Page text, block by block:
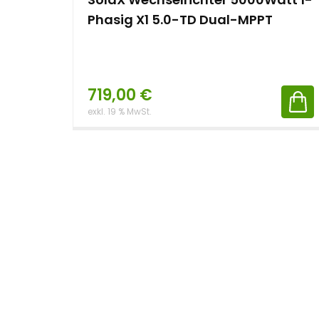
Phasig X1 5.0-TD Dual-MPPT
719,00 €
exkl. 19 % MwSt.